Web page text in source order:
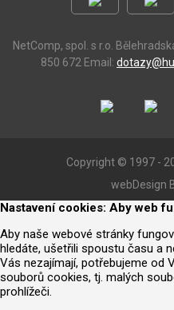
NetComp, spol. s r.o.
850 672 Email:
Copyright © 1997 -
webDesign
Nastavení cookies: Aby web
Aby naše webové stránky
hledáte, ušetřili spoustu času a
Vás nezajímají, potřebujeme od
souborů cookies, tj. malých
prohlížeči.